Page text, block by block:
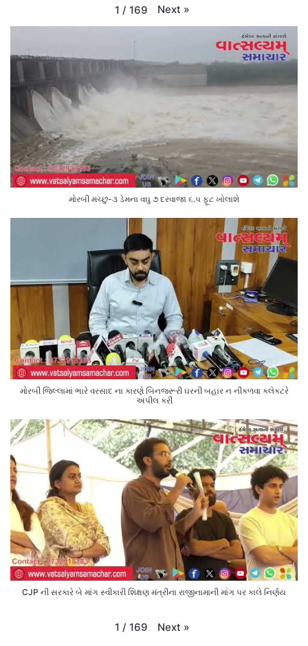
1 / 169 Next »
મોરબી મચ્છુ-૩ ડેમના વઘુ ૭ દરવાજા ૬.૫ ફૂટ ખોલાશે
મોરબી જિલ્લામાં ભારે વરસાદ ના કારણે બિનજરૂરી ઘરની બહાર ન નીકળવા કલેક્ટરે
અપીલ કરી
CJP ની સરકારે બે માંગ સ્વીકારી શિક્ષણ મંત્રીના રાજીનામાની માંગ પર કાલે નિર્ણય
1 / 169 Next »